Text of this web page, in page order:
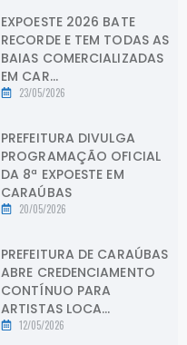
EXPOESTE 2026 BATE
RECORDE E TEM TODAS AS
BAIAS COMERCIALIZADAS
EM CAR...
23/05/2026
PREFEITURA DIVULGA
PROGRAMAÇÃO OFICIAL
DA 8ª EXPOESTE EM
CARAÚBAS
20/05/2026
PREFEITURA DE CARAÚBAS
ABRE CREDENCIAMENTO
CONTÍNUO PARA
ARTISTAS LOCA...
12/05/2026